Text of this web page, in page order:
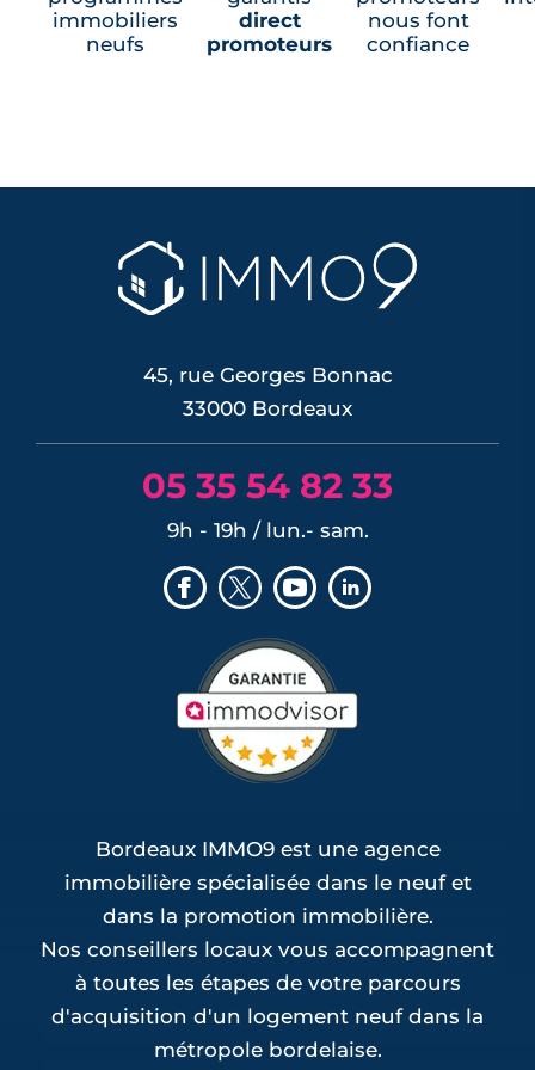
immobiliers
neufs
direct
promoteurs
nous font
confiance
45, rue Georges Bonnac
33000 Bordeaux
05 35 54 82 33
9h - 19h / lun.- sam.
Bordeaux IMMO9 est une agence
immobilière spécialisée dans le neuf et
dans la promotion immobilière.
Nos conseillers locaux vous accompagnent
à toutes les étapes de votre parcours
d'acquisition d'un logement neuf dans la
métropole bordelaise.